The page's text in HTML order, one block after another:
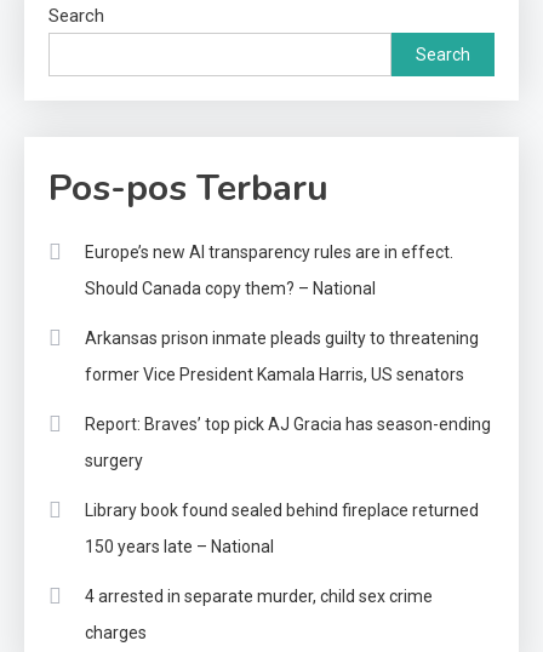
Search
Search
Pos-pos Terbaru
Europe’s new AI transparency rules are in effect.
Should Canada copy them? – National
Arkansas prison inmate pleads guilty to threatening
former Vice President Kamala Harris, US senators
Report: Braves’ top pick AJ Gracia has season-ending
surgery
Library book found sealed behind fireplace returned
150 years late – National
4 arrested in separate murder, child sex crime
charges